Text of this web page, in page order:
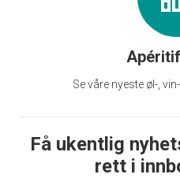
Se våre nyeste øl-,
Få ukentlig
rett i